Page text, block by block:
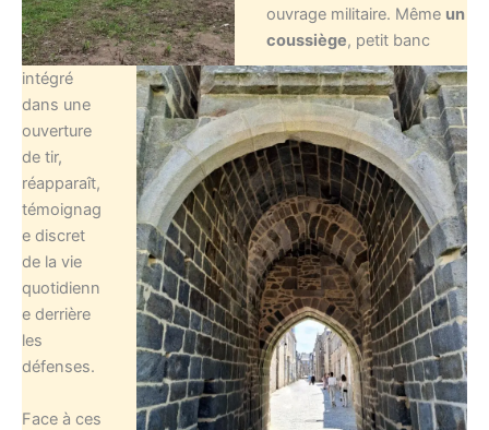
ouvrage militaire. Même un
coussiège, petit banc
intégré
dans une
ouverture
de tir,
réapparaît,
témoignag
e discret
de la vie
quotidienn
e derrière
les
défenses.
Face à ces